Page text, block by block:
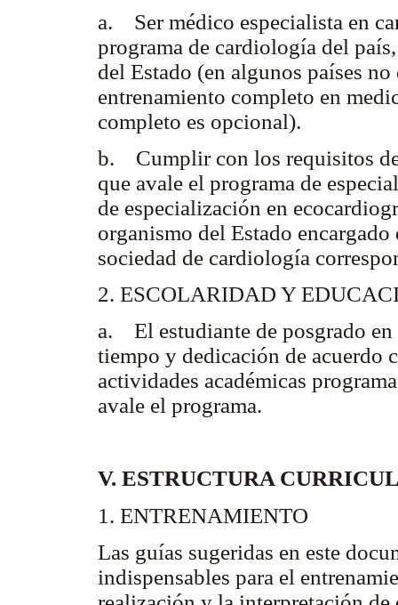
a. Ser médico especialista en
programa de cardiología del
del Estado (en algunos países
entrenamiento completo en
completo es opcional).
b. Cumplir con los requisitos
que avale el programa de
de especialización en
organismo del Estado
sociedad de cardiología
2. ESCOLARIDAD Y
a. El estudiante de posgrado
tiempo y dedicación de acuerdo
actividades académicas
avale el programa.
V. ESTRUCTURA
1. ENTRENAMIENTO
Las guías sugeridas en este
indispensables para el